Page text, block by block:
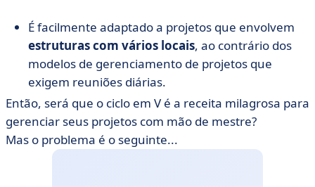
É facilmente adaptado a projetos que envolvem
estruturas com vários locais, ao contrário dos
modelos de gerenciamento de projetos que
exigem reuniões diárias.
Então, será que o ciclo em V é a receita milagrosa para
gerenciar seus projetos com mão de mestre?
Mas o problema é o seguinte...